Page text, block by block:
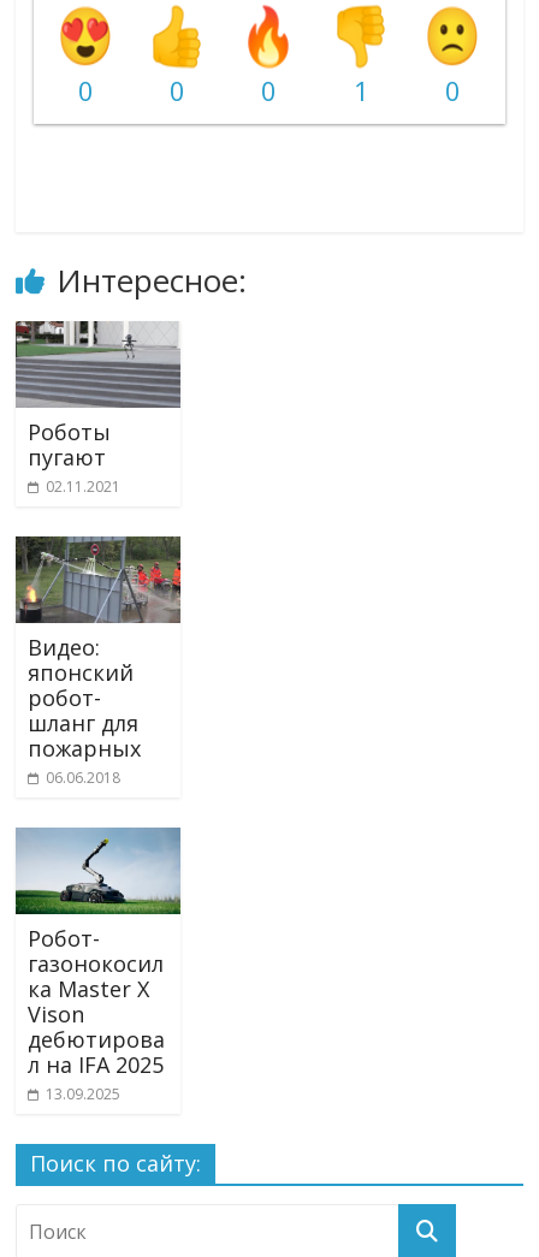
0 0 0 1 0
Интересное:
Роботы
пугают
02.11.2021
Видео:
японский
робот-
шланг для
пожарных
06.06.2018
Робот-
газонокосил
ка Master X
Vison
дебютирова
л на IFA 2025
13.09.2025
Поиск по сайту: